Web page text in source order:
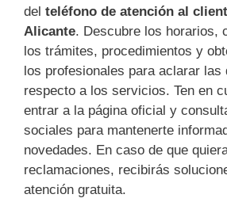
del teléfono de atención al
Alicante. Descubre los horarios,
los trámites, procedimientos y
los profesionales para aclarar las
respecto a los servicios. Ten en
entrar a la página oficial y
sociales para mantenerte
novedades. En caso de que
reclamaciones, recibirás
atención gratuita.